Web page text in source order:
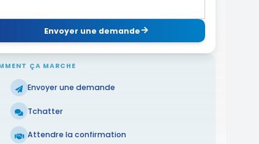
Envoyer une demande
ÇA MARCHE
Envoyer une demande
Tchatter
Attendre la confirmation